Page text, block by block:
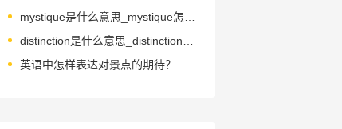
英语中怎样表达对景点的期待？